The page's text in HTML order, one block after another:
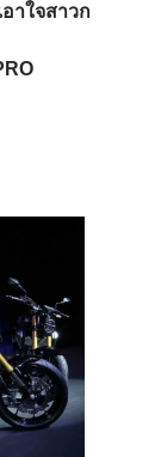
าใจสาวก